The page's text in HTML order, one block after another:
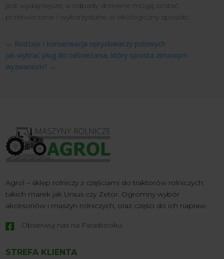
jest wydajniejsze, a odpady drzewne mogą zostać
przetworzone i wykorzystane w ekologiczny sposób.
← Rodzaje i konserwacja opryskiwaczy polowych
Jak wybrać pług do odśnieżania, który sprosta zimowym
wyzwaniom? →
Agrol – sklep rolniczy z częściami do traktorów rolniczych
takich marek jak Ursus czy Zetor. Ogromny wybór
akcesoriów i maszyn rolniczych, oraz części do ich napraw.
 Obserwuj nas na Facebooku
STREFA KLIENTA